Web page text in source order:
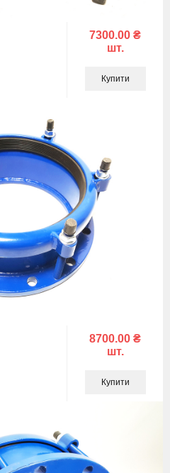
7300.00 ₴
шт.
Купити
8700.00 ₴
шт.
Купити